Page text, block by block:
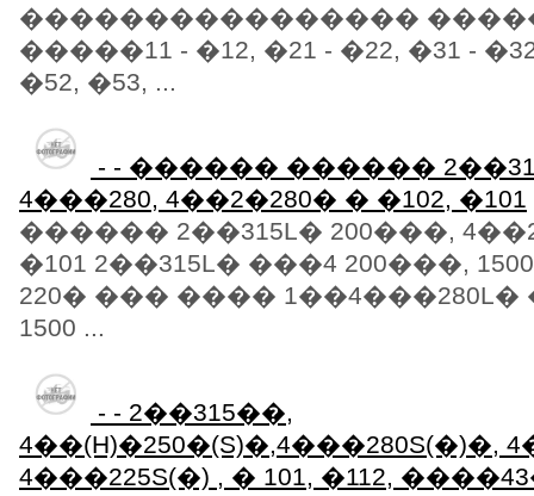
����������������
�����11 - �12, �21 - �22, �31 -
�52, �53, ...
- - ������ ������
4���280, 4��2�280� � �102, �101
������ 2��315L� 200���,
�101 2��315L� ���4 200���,
220� ��� ���� 1��4���280L�
1500 ...
- - 2��315��,
4��(H)�250�(S)�,4���280S(�)�,
4���225S(�) , � 101, �112,